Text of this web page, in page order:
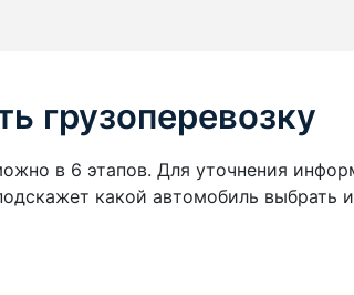
грузоперевозку
в 6 этапов. Для уточнения
какой автомобиль выбрать